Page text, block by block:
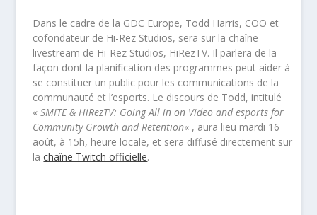
Dans le cadre de la GDC Europe, Todd Harris, COO et
cofondateur de Hi-Rez Studios, sera sur la chaîne
livestream de Hi-Rez Studios, HiRezTV. Il parlera de la
façon dont la planification des programmes peut aider à
se constituer un public pour les communications de la
communauté et l’esports. Le discours de Todd, intitulé
«SMITE & HiRezTV: Going All in on Video and esports for
Community Growth and Retention« , aura lieu mardi 16
août, à 15h, heure locale, et sera diffusé directement sur
lachaîne Twitch officielle.